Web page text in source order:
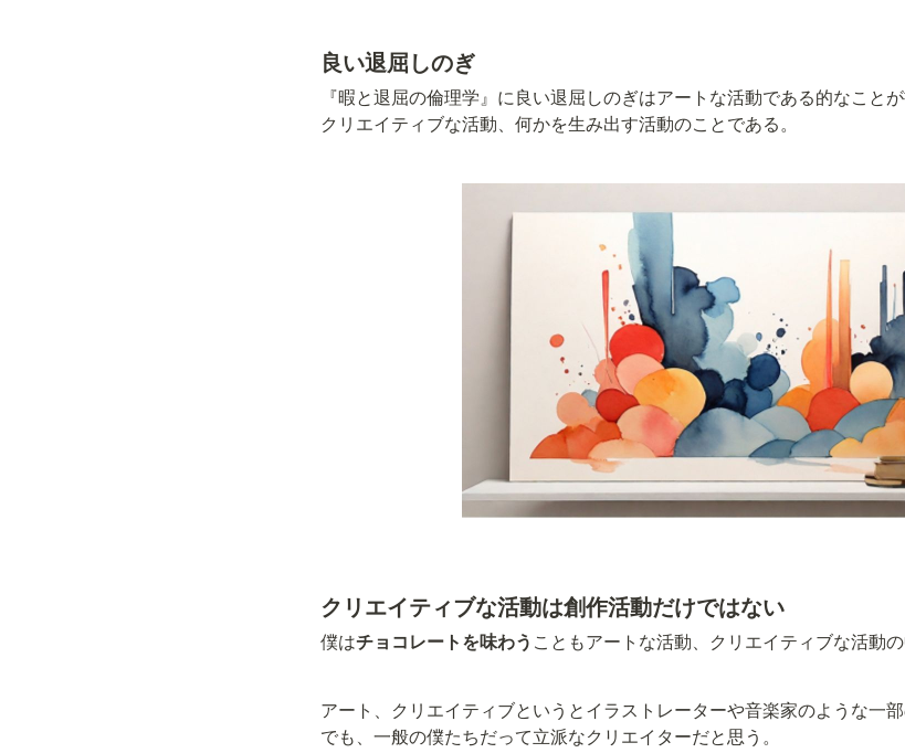
良い退屈しのぎ
『暇と退屈の倫理学』に良い退屈しのぎはアートな活動である的なこと
クリエイティブな活動、何かを生み出す活動のことである。
クリエイティブな活動は創作活動だけではない
僕はチョコレートを味わう こともアートな活動、クリエイティブな活動
アート、クリエイティブというとイラストレーターや音楽家のような一
でも、一般の僕たちだって立派なクリエイターだと思う。